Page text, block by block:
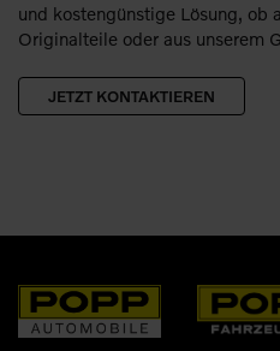
und kostengünstige Lösung, ob
Originalteile oder aus unserem
JETZT KONTAKTIEREN